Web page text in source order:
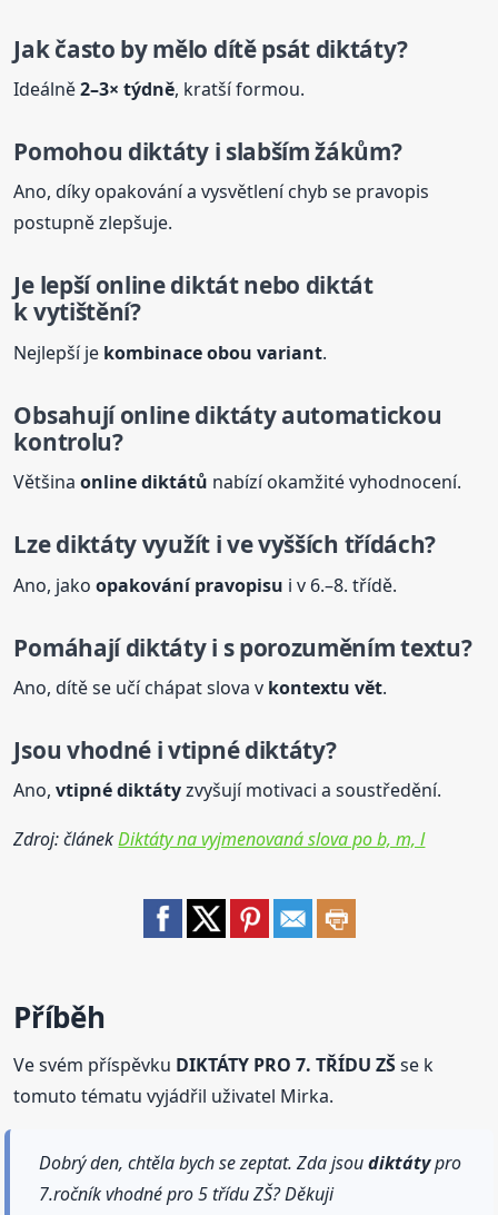
Jak často by mělo dítě psát diktáty?
Ideálně2–3× týdně, kratší formou.
Pomohou diktátyi slabším žákům?
Ano, díky opakování a vysvětlení chyb se pravopis
postupně zlepšuje.
Je lepší online diktát nebo diktát
k vytištění?
Nejlepší je kombinace obou variant.
Obsahují onlinediktátyautomatickou
kontrolu?
Většinaonline diktátů nabízí okamžité vyhodnocení.
Lzediktátyvyužít i ve vyšších třídách?
Ano, jakoopakování pravopisu i v 6.–8. třídě.
Pomáhajídiktátyi s porozuměním textu?
Ano, dítě se učí chápat slova v kontextu vět.
Jsou vhodné i vtipnédiktáty?
Ano,vtipnédiktátyzvyšují motivaci a soustředění.
Zdroj: článekDiktáty na vyjmenovaná slova po b, m, l
Příběh
Ve svém příspěvku DIKTÁTY PRO 7. TŘÍDU ZŠse k
tomuto tématu vyjádřil uživatel Mirka.
Dobrý den, chtěla bych se zeptat. Zda jsoudiktátypro
7.ročník vhodné pro 5 třídu ZŠ? Děkuji